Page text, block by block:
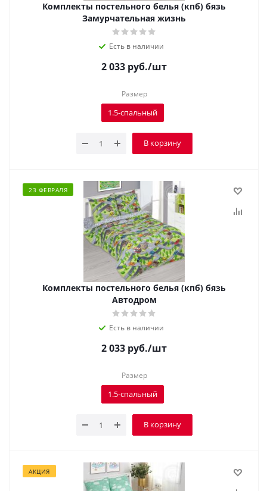
Комплекты постельного белья (кпб) бязь
Замурчательная жизнь
Есть в наличии
2 033 руб./шт
Размер
1.5-спальный
В корзину
23 ФЕВРАЛЯ
Комплекты постельного белья (кпб) бязь
Автодром
Есть в наличии
2 033 руб./шт
Размер
1.5-спальный
В корзину
АКЦИЯ